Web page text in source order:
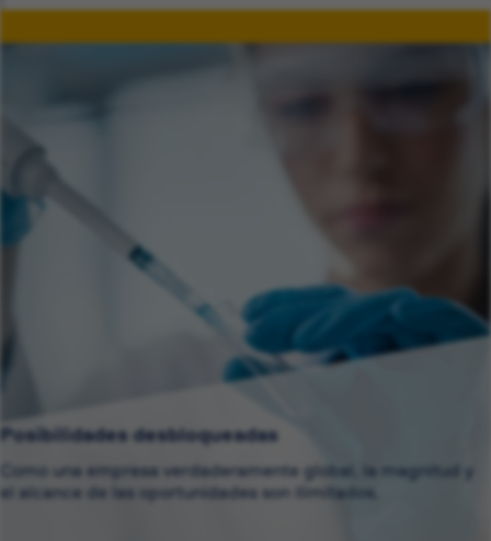
Posibilidades desbloqueadas
Como una empresa verdaderamente global, la magnitud y
el alcance de las oportunidades son ilimitados.